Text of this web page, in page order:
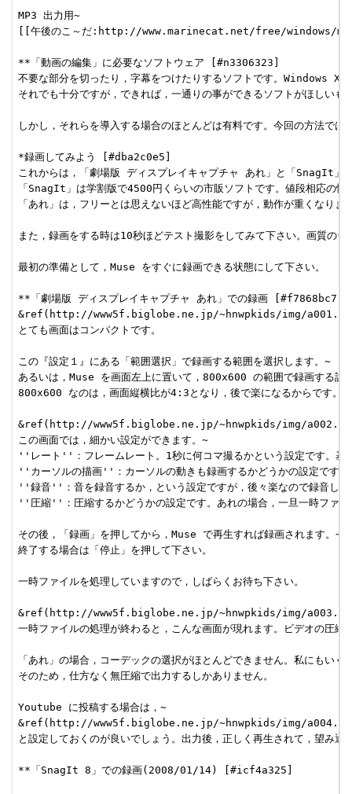
MP3 出力用~
[[午後のこ～だ:http://www.marinecat.net/free/windows/
**「動画の編集」に必要なソフトウェア [#n3306323]
不要な部分を切ったり，字幕をつけたりするソフトです。Windows
それでも十分ですが，できれば，一通りの事ができるソフトがほしいも
しかし，それらを導入する場合のほとんどは有料です。今回の方法で
*録画してみよう [#dba2c0e5]
これからは，「劇場版 ディスプレイキャプチャ あれ」と「SnagIt」
「SnagIt」は学割版で4500円くらいの市販ソフトです。値段相応の
「あれ」は，フリーとは思えないほど高性能ですが，動作が重くなり
また，録画をする時は10秒ほどテスト撮影をしてみて下さい。画質のテ
最初の準備として，Muse をすぐに録画できる状態にして下さい。
**「劇場版 ディスプレイキャプチャ あれ」での録画 [#f7868bc7]
&ref(http://www5f.biglobe.ne.jp/~hnwpkids/img/
とても画面はコンパクトです。
この『設定１』にある「範囲選択」で録画する範囲を選択します。~
あるいは，Muse を画面左上に置いて，800x600 の範囲で録画する設
800x600 なのは，画面縦横比が4:3となり，後で楽になるからです。
&ref(http://www5f.biglobe.ne.jp/~hnwpkids/img/
この画面では，細かい設定ができます。~
''レート''：フレームレート。1秒に何コマ撮るかという設定です。基
''カーソルの描画''：カーソルの動きも録画するかどうかの設定です。
''録音''：音を録音するか，という設定ですが，後々楽なので録音し
''圧縮''：圧縮するかどうかの設定です。あれの場合，一旦一時ファイ
その後，「録画」を押してから，Muse で再生すれば録画されます。~
終了する場合は「停止」を押して下さい。
一時ファイルを処理していますので，しばらくお待ち下さい。
&ref(http://www5f.biglobe.ne.jp/~hnwpkids/img/
一時ファイルの処理が終わると，こんな画面が現れます。ビデオの圧縮
「あれ」の場合，コーデックの選択がほとんどできません。私にもい
そのため，仕方なく無圧縮で出力するしかありません。
Youtube に投稿する場合は，~
&ref(http://www5f.biglobe.ne.jp/~hnwpkids/img/
と設定しておくのが良いでしょう。出力後，正しく再生されて，望み通
**「SnagIt 8」での録画(2008/01/14) [#icf4a325]